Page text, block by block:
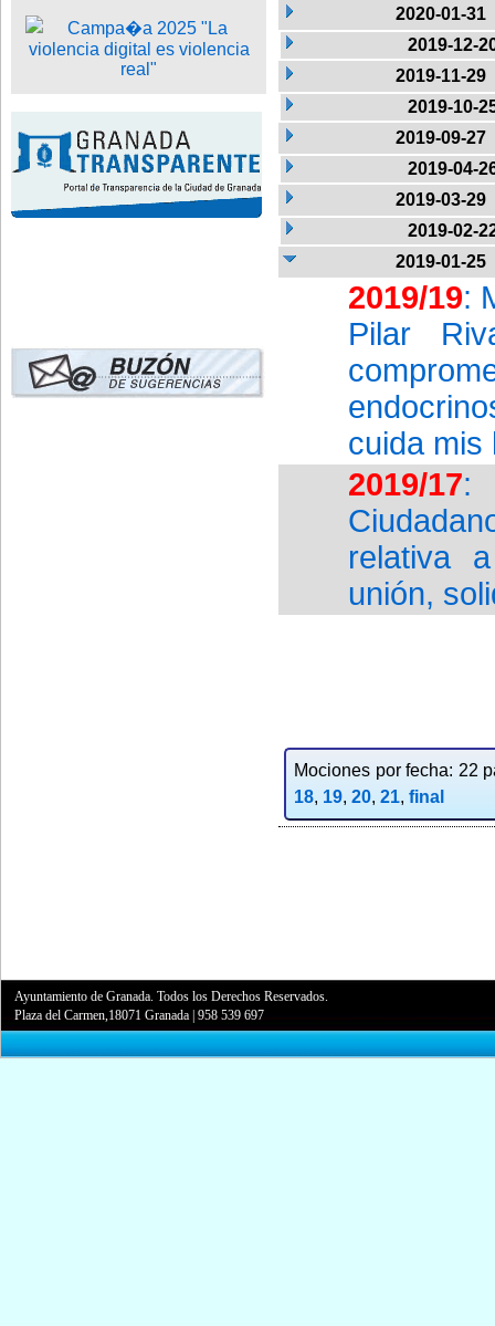
2020-01-31
2019-12-
2019-11-29
2019-10-
2019-09-27
2019-04-
2019-03-29
2019-02-
2019-01-25
2019/19:
Pilar
cuida mis
2019/17:
relativa
unión,
Mociones por fecha: 22
18, 19, 20, 21, final
Ayuntamiento de Granada. Todos los Derechos Reservados.
Plaza del Carmen,18071 Granada |958 539 697